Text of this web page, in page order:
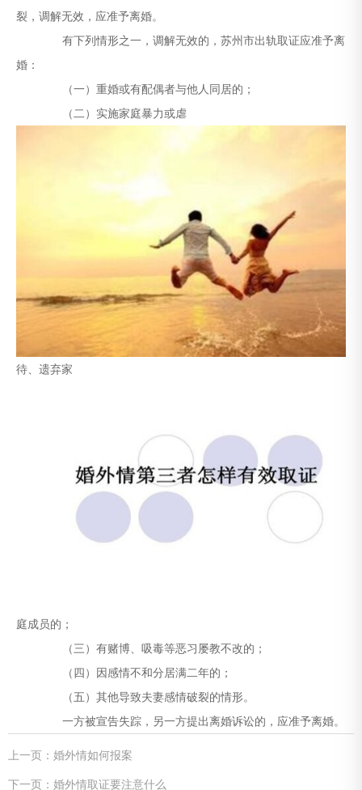
裂，调解无效，应准予离婚。
有下列情形之一，调解无效的，苏州市出轨取证应准予离
婚：
（一）重婚或有配偶者与他人同居的；
（二）实施家庭暴力或虐
待、遗弃家
庭成员的；
（三）有赌博、吸毒等恶习屡教不改的；
（四）因感情不和分居满二年的；
（五）其他导致夫妻感情破裂的情形。
一方被宣告失踪，另一方提出离婚诉讼的，应准予离婚。
上一页：婚外情如何报案
下一页：婚外情取证要注意什么